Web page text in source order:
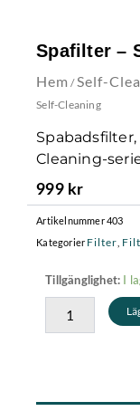
Spafilter –
Hem /Self-
Self-Cleaning
Cleaning-
999 kr
Artikelnummer403
Kategorier Filter
Tillgänglighet: I
Spafilter
-
Self-
Cleaning